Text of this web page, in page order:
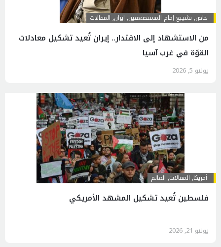
خاص, تشييع إمام المستضعفين,إيران, المقالات
من الاستشهاد إلى الاقتدار.. إيران تُعيد تشكيل معادلات
القوّة في غرب آسيا
يوليو 5, 2026
أمريكا, المقالات, العالم
فلسطين تُعيد تشكيل المشهد الأمريكي
يونيو 21, 2026